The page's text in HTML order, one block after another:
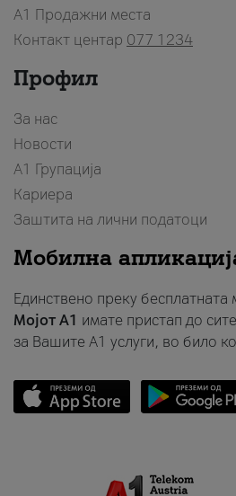
A1 Продажни места
Контакт центар 077 1234
Профил
За нас
Новости
А1 Групација
Кариера
Заштита на лични податоци
Мобилна
Единствено преку бесплатната
Мојот A1 имате пристап до
за Вашите A1 услуги, во било